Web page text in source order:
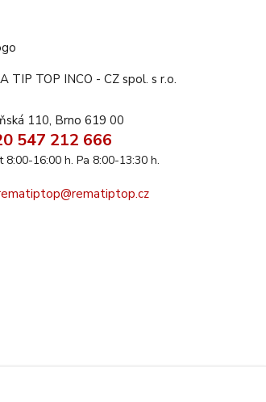
TIP TOP INCO - CZ spol. s r.o.
110, Brno 619 00
547 212 666
8:00-16:00 h. Pa 8:00-13:30 h.